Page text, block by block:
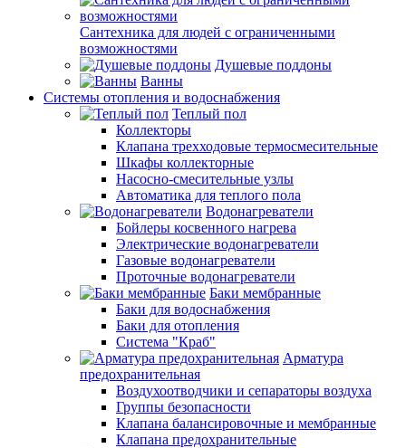
Сантехника для людей с ограниченными
возможностями
Душевые поддоны
Ванны
Системы отопления и водоснабжения
Теплый пол
Коллекторы
Клапана трехходовые термосмесительные
Шкафы коллекторные
Насосно-смесительные узлы
Автоматика для теплого пола
Водонагреватели
Бойлеры косвенного нагрева
Электрические водонагреватели
Газовые водонагреватели
Проточные водонагреватели
Баки мембранные
Баки для водоснабжения
Баки для отопления
Система "Краб"
Арматура
предохранительная
Воздухоотводчики и сепараторы воздуха
Группы безопасности
Клапана балансировочные и мембранные
Клапана предохранительные